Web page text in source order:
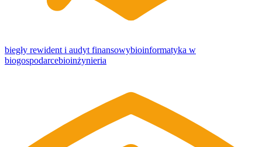
biegły rewident i audyt finansowybioinformatyka w
biogospodarcebioinżynieria